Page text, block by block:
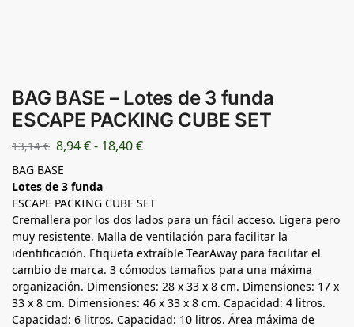
BAG BASE – Lotes de 3 funda
ESCAPE PACKING CUBE SET
13,14€ 8,94€- 18,40€
BAG BASE
Lotes de 3 funda
ESCAPE PACKING CUBE SET
Cremallera por los dos lados para un fácil acceso. Ligera pero
muy resistente. Malla de ventilación para facilitar la
identificación. Etiqueta extraíble TearAway para facilitar el
cambio de marca. 3 cómodos tamaños para una máxima
organización. Dimensiones: 28 x 33 x 8 cm. Dimensiones: 17 x
33 x 8 cm. Dimensiones: 46 x 33 x 8 cm. Capacidad: 4 litros.
Capacidad: 6 litros. Capacidad: 10 litros. Área máxima de